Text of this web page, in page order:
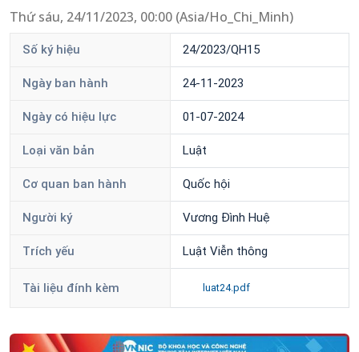
Thứ sáu, 24/11/2023, 00:00 (Asia/Ho_Chi_Minh)
Số ký hiệu 24/2023/QH15
Ngày ban hành 24-11-2023
Ngày có hiệu lực 01-07-2024
Loại văn bản Luật
Cơ quan ban hành Quốc hội
Người ký Vương Đình Huệ
Trích yếu Luật Viễn thông
Tài liệu đính kèm luat24.pdf